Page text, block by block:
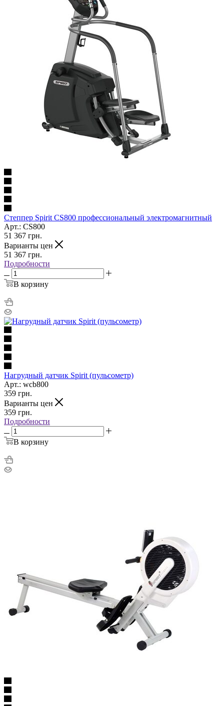
Степпер Spirit CS800 профессиональный электромагнитный
Арт.: CS800
51 367 грн.
Варианты цен
51 367 грн.
Подробности
В корзину
Нагрудный датчик Spirit (пульсометр)
Арт.: wcb800
359 грн.
Варианты цен
359 грн.
Подробности
В корзину